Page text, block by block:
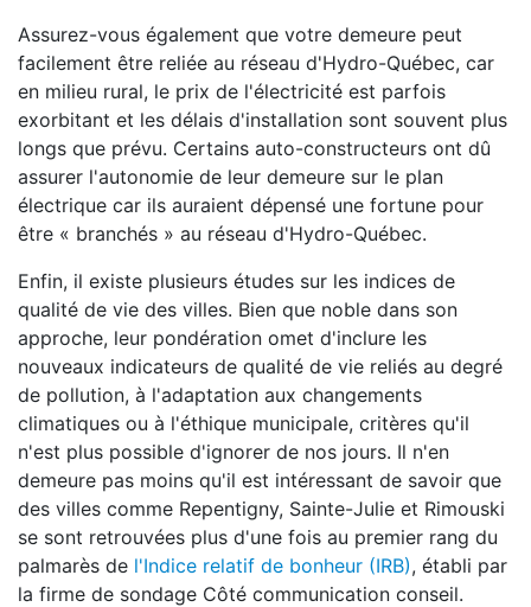
Assurez-vous également que votre demeure peut
facilement être reliée au réseau d'Hydro-Québec, car
en milieu rural, le prix de l'électricité est parfois
exorbitant et les délais d'installation sont souvent plus
longs que prévu. Certains auto-constructeurs ont dû
assurer l'autonomie de leur demeure sur le plan
électrique car ils auraient dépensé une fortune pour
être « branchés » au réseau d'Hydro-Québec.
Enfin, il existe plusieurs études sur les indices de
qualité de vie des villes. Bien que noble dans son
approche, leur pondération omet d'inclure les
nouveaux indicateurs de qualité de vie reliés au degré
de pollution, à l'adaptation aux changements
climatiques ou à l'éthique municipale, critères qu'il
n'est plus possible d'ignorer de nos jours. Il n'en
demeure pas moins qu'il est intéressant de savoir que
des villes comme Repentigny, Sainte-Julie et Rimouski
se sont retrouvées plus d'une fois au premier rang du
palmarès de l'Indice relatif de bonheur (IRB), établi par
la firme de sondage Côté communication conseil.